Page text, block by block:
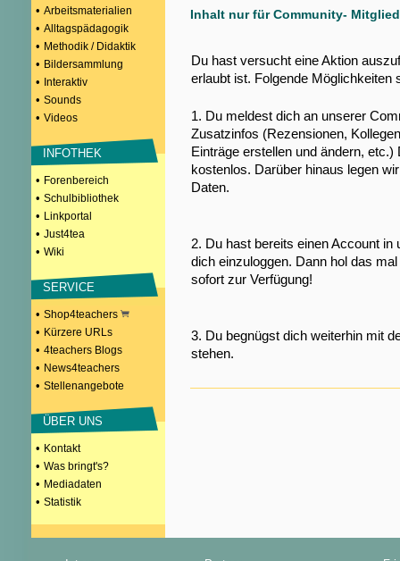
• Arbeitsmaterialien
• Alltagspädagogik
• Methodik / Didaktik
• Bildersammlung
• Interaktiv
• Sounds
• Videos
INFOTHEK
• Forenbereich
• Schulbibliothek
• Linkportal
• Just4tea
• Wiki
SERVICE
• Shop4teachers
• Kürzere URLs
• 4teachers Blogs
• News4teachers
• Stellenangebote
ÜBER UNS
• Kontakt
• Was bringt's?
• Mediadaten
• Statistik
Inhalt nur für Community-
Du hast versucht eine Aktion
erlaubt ist. Folgende Möglichkeiten
1. Du meldest dich an unserer
Zusatzinfos (Rezensionen,
Einträge erstellen und ändern,
kostenlos. Darüber hinaus legen
Daten.
2. Du hast bereits einen Account
dich einzuloggen. Dann hol das
sofort zur Verfügung!
3. Du begnügst dich weiterhin mit
stehen.